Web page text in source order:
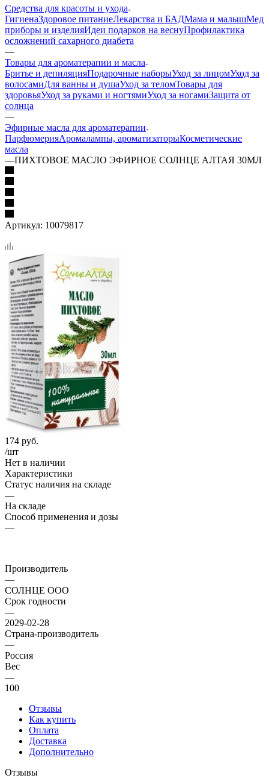
Средства для красоты и ухода
ГигиенаЗдоровое питаниеЛекарства и БАДМама и малышМед
приборы и изделияИдеи подарков на веснуПрофилактика
осложнений сахарного диабета
—
Товары для ароматерапии и масла
Бритье и депиляцияПодарочные наборыУход за лицомУход за
волосамиДля ванны и душаУход за теломТовары для
здоровьяУход за руками и ногтямиУход за ногамиЗащита от
солнца
—
Эфирные масла для ароматерапии
ПарфюмерияАромалампы, ароматизаторыКосметические
масла
—ПИХТОВОЕ МАСЛО ЭФИРНОЕ СОЛНЦЕ АЛТАЯ 30МЛ
Артикул: 10079817
174 руб.
/шт
Нет в наличии
Характеристики
Статус наличия на складе
—
На складе
Способ применения и дозы
—
Производитель
—
СОЛНЦЕ ООО
Срок годности
—
2029-02-28
Страна-производитель
—
Россия
Вес
—
100
Отзывы
Как купить
Оплата
Доставка
Дополнительно
Отзывы